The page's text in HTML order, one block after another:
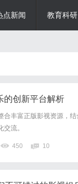
点新闻 教育科研
的创新平台解析
合丰富正版影视资源，
流。
450 10